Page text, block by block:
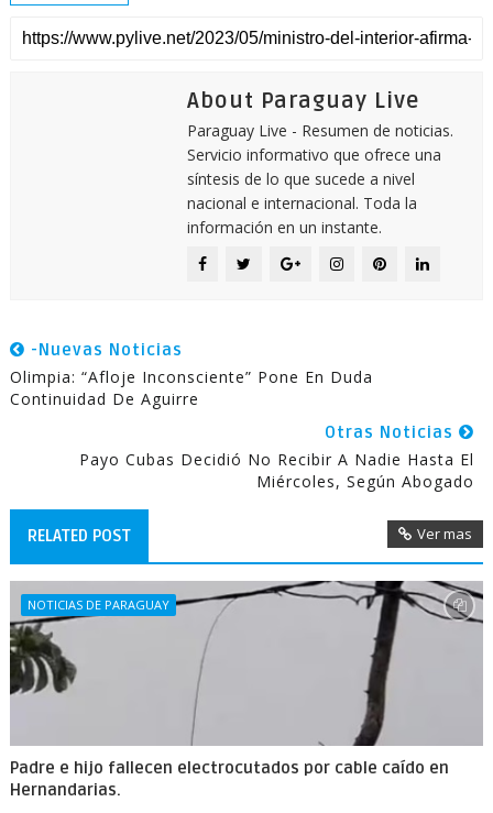
About Paraguay Live
Paraguay Live - Resumen de noticias.
Servicio informativo que ofrece una
síntesis de lo que sucede a nivel
nacional e internacional. Toda la
información en un instante.
-Nuevas Noticias
Olimpia: “Afloje Inconsciente” Pone En Duda
Continuidad De Aguirre
Otras Noticias
Payo Cubas Decidió No Recibir A Nadie Hasta El
Miércoles, Según Abogado
RELATED POST Ver mas
NOTICIAS DE PARAGUAY
Padre e hijo fallecen electrocutados por cable caído en
Hernandarias.